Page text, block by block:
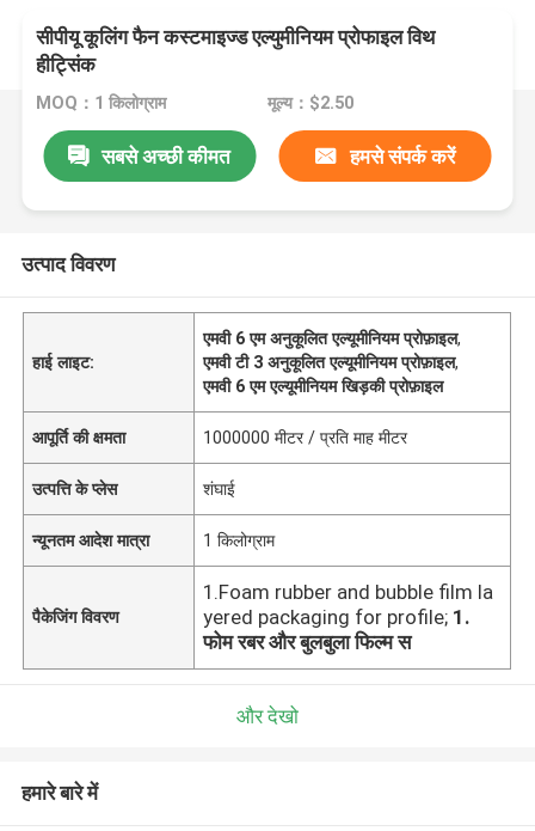
सीपीयू कूलिंग फैन कस्टमाइज्ड एल्युमीनियम प्रोफाइल विथ
हीट्सिंक
MOQ：1 किलोग्राम मूल्य：$2.50
सबसे अच्छी कीमत हमसे संपर्क करें
उत्पाद विवरण
हाई लाइट:
एमवी 6 एम अनुकूलित एल्यूमीनियम प्रोफ़ाइल,
एमवी टी 3 अनुकूलित एल्यूमीनियम प्रोफ़ाइल,
एमवी 6 एम एल्यूमीनियम खिड़की प्रोफ़ाइल
आपूर्ति की क्षमता 1000000 मीटर / प्रति माह मीटर
उत्पत्ति के प्लेस शंघाई
न्यूनतम आदेश मात्रा 1 किलोग्राम
पैकेजिंग विवरण
1.Foam rubber and bubble film la
yered packaging for profile; 1.
फोम रबर और बुलबुला फिल्म स
और देखो
हमारे बारे में